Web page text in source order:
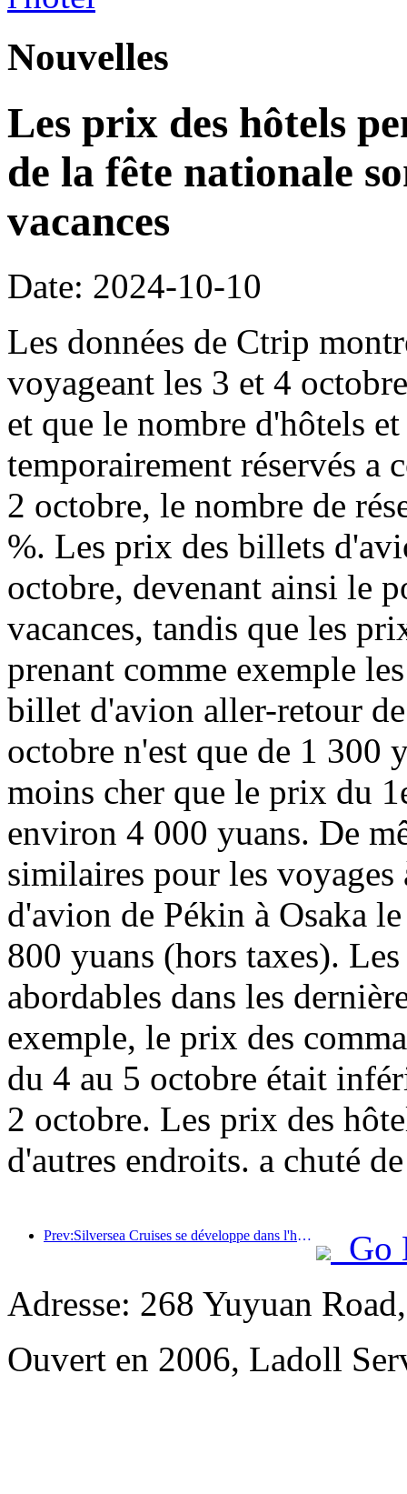
Nouvelles
Les prix des hôtels
de la fête nationale
vacances
Date: 2024-10-10
Les données de Ctrip
voyageant les 3 et 4
et que le nombre d'hôtels
temporairement réservés a
2 octobre, le nombre de
%. Les prix des billets
octobre, devenant ainsi le
vacances, tandis que les
prenant comme exemple
billet d'avion aller-retour
octobre n'est que de 1 300
moins cher que le prix du
environ 4 000 yuans. De
similaires pour les
d'avion de Pékin à Osaka
800 yuans (hors taxes).
abordables dans les
exemple, le prix des
du 4 au 5 octobre était
2 octobre. Les prix des
d'autres endroits. a chuté
Prev:Silversea Cruises se développe dans l'hôtellerie
Go
Adresse: 268 Yuyuan
Ouvert en 2006, Ladoll